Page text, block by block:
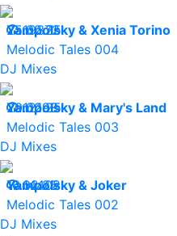
25.02.25
19372
Yampolsky & Xenia Torino
Melodic Tales 004
DJ Mixes
20.02.25
12198
Yampolsky & Mary's Land
Melodic Tales 003
DJ Mixes
16.02.25
14408
Yampolsky & Joker
Melodic Tales 002
DJ Mixes